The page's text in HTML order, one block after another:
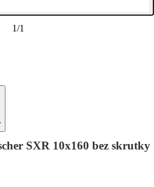
1/1
SXR 10x160 bez skrutky